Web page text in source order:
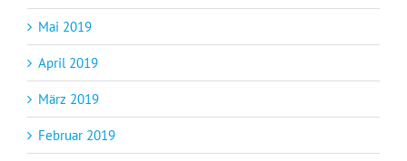
Mai 2019
April 2019
März 2019
Februar 2019